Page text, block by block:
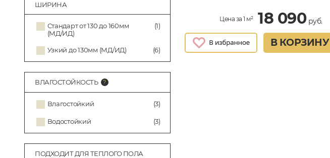
ШИРИНА
Стандарт от 130 до 160мм
(МД/ИД)
(1)
Узкий до 130мм (МД/ИД) (6)
ВЛАГОСТОЙКОСТЬ
Влагостойкий (3)
Водостойкий (3)
ПОДХОДИТ ДЛЯ ТЕПЛОГО ПОЛА
Цена за 1 м² 18 090руб.
В КОРЗИНУ